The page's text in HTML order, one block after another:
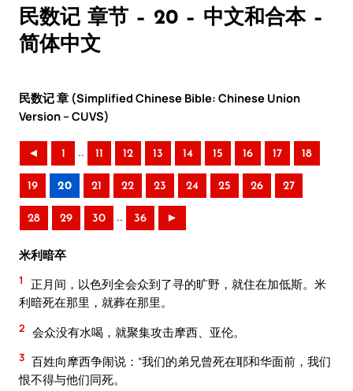
民数记 章节 – 20 – 中文和合本 –
简体中文
民数记 章 (Simplified Chinese Bible: Chinese Union
Version – CUVS)
◄ 1 .. 11 12 13 14 15 16 17 18
19 20 21 22 23 24 25 26 27
28 29 30 .. 36 ►
米利暗卒
1
正月间，以色列全会众到了寻的旷野，就住在加低斯。米
利暗死在那里，就葬在那里。
2 会众没有水喝，就聚集攻击摩西、亚伦。
3 百姓向摩西争闹说：“我们的弟兄曾死在耶和华面前，我们
恨不得与他们同死。